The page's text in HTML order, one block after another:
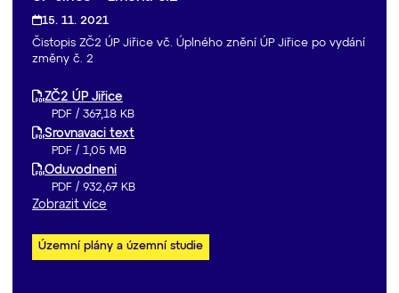
15. 11. 2021
Čistopis ZČ2 ÚP Jiřice vč. Úplného znění ÚP Jiřice po vydání
změny č. 2
ZČ2 ÚP Jiřice
PDF / 367,18 KB
Srovnavaci text
PDF / 1,05 MB
Oduvodneni
PDF / 932,67 KB
Zobrazit více
Územní plány a územní studie